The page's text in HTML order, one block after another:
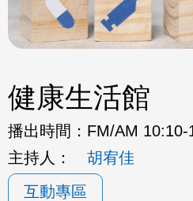
健康生活館
播出時間： FM/AM 10:10-
主持人：
胡宥佳
互動專區